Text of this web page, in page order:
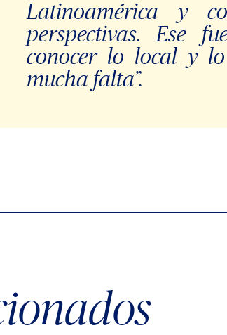
Latinoamérica y
perspectivas. Ese
conocer lo local y
mucha falta”.